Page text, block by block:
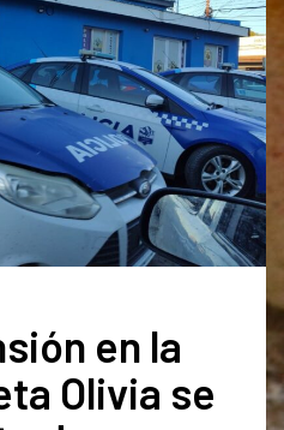
en la
Olivia se